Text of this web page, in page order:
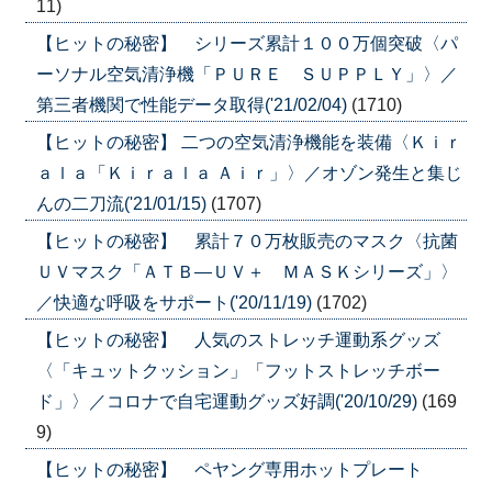
11)
【ヒットの秘密】 シリーズ累計１００万個突破〈パ
ーソナル空気清浄機「ＰＵＲＥ ＳＵＰＰＬＹ」〉／
第三者機関で性能データ取得('21/02/04) (1710)
【ヒットの秘密】 二つの空気清浄機能を装備〈Ｋｉｒ
ａｌａ「Ｋｉｒａｌａ Ａｉｒ」〉／オゾン発生と集じ
んの二刀流('21/01/15) (1707)
【ヒットの秘密】 累計７０万枚販売のマスク〈抗菌
ＵＶマスク「ＡＴＢ―ＵＶ＋ ＭＡＳＫシリーズ」〉
／快適な呼吸をサポート('20/11/19) (1702)
【ヒットの秘密】 人気のストレッチ運動系グッズ
〈「キュットクッション」「フットストレッチボー
ド」〉／コロナで自宅運動グッズ好調('20/10/29) (169
9)
【ヒットの秘密】 ペヤング専用ホットプレート